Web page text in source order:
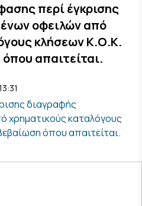
περί έγκρισης
οφειλών από
κλήσεων Κ.Ο.Κ.
απαιτείται.
διαγραφής
χρηματικούς καταλόγους
όπου απαιτείται.